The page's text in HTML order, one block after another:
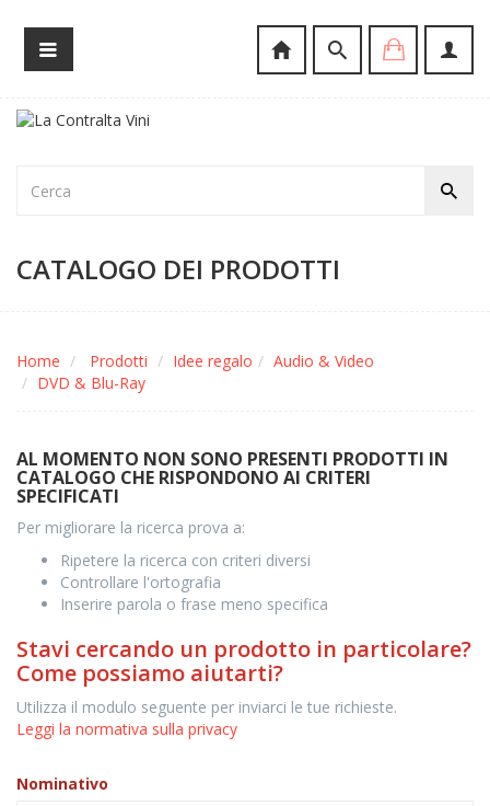
CATALOGO DEI PRODOTTI
Home Prodotti Idee regalo
Audio & Video
DVD & Blu-Ray
AL MOMENTO NON SONO PRESENTI PRODOTTI IN
CATALOGO CHE RISPONDONO AI CRITERI
SPECIFICATI
Per migliorare la ricerca prova a:
Ripetere la ricerca con criteri diversi
Controllare l'ortografia
Inserire parola o frase meno specifica
Stavi cercando un prodotto in particolare?
Come possiamo aiutarti?
Utilizza il modulo seguente per inviarci le tue richieste.
Leggi la normativa sulla privacy
Nominativo